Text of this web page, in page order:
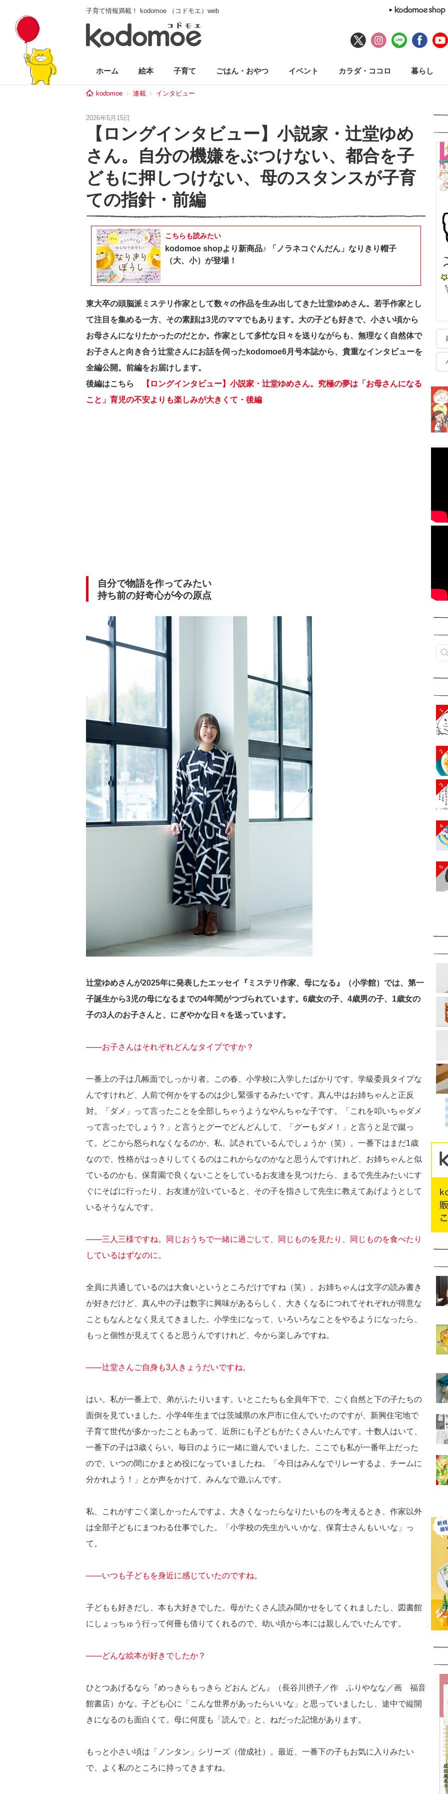
子育て情報満載！ kodomoe （コドモエ）web
ホーム 絵本 子育て ごはん・おやつ イベント カラダ・ココロ 暮らし
kodomoe 連載 インタビュー
2026年5月15日
【ロングインタビュー】小説家・辻堂ゆめ
さん。自分の機嫌をぶつけない、都合を子
どもに押しつけない、母のスタンスが子育
ての指針・前編
こちらも読みたい
kodomoe shopより新商品♪ 「ノラネコぐんだん」なりきり帽子
（大、小）が登場！
東大卒の頭脳派ミステリ作家として数々の作品を生み出してきた辻堂ゆめさん。若手作家とし
て注目を集める一方、その素顔は3児のママでもあります。大の子ども好きで、小さい頃から
お母さんになりたかったのだとか。作家として多忙な日々を送りながらも、無理なく自然体で
お子さんと向き合う辻堂さんにお話を伺ったkodomoe6月号本誌から、貴重なインタビューを
全編公開。前編をお届けします。
後編はこちら
【ロングインタビュー】小説家・辻堂ゆめさん。究極の夢は「お母さんになる
こと」育児の不安よりも楽しみが大きくて・後編
自分で物語を作ってみたい
持ち前の好奇心が今の原点
辻堂ゆめさんが2025年に発表したエッセイ『ミステリ作家、母になる』（小学館）では、第一
子誕生から3児の母になるまでの4年間がつづられています。6歳女の子、4歳男の子、1歳女の
子の3人のお子さんと、にぎやかな日々を送っています。
――お子さんはそれぞれどんなタイプですか？
一番上の子は几帳面でしっかり者。この春、小学校に入学したばかりです。学級委員タイプな
んですけれど、人前で何かをするのは少し緊張するみたいです。真ん中はお姉ちゃんと正反
対。「ダメ」って言ったことを全部しちゃうようなやんちゃな子です。「これを叩いちゃダメ
って言ったでしょう？」と言うとグーでどんどんして、「グーもダメ！」と言うと足で蹴っ
て。どこから怒られなくなるのか、私、試されているんでしょうか（笑）。一番下はまだ1歳
なので、性格がはっきりしてくるのはこれからなのかなと思うんですけれど、お姉ちゃんと似
ているのかも。保育園で良くないことをしているお友達を見つけたら、まるで先生みたいにす
ぐにそばに行ったり、お友達が泣いていると、その子を指さして先生に教えてあげようとして
いるそうなんです。
――三人三様ですね。同じおうちで一緒に過ごして、同じものを見たり、同じものを食べたり
しているはずなのに。
全員に共通しているのは大食いというところだけですね（笑）。お姉ちゃんは文字の読み書き
が好きだけど、真ん中の子は数字に興味があるらしく、大きくなるにつれてそれぞれが得意な
こともなんとなく見えてきました。小学生になって、いろいろなことをやるようになったら、
もっと個性が見えてくると思うんですけれど、今から楽しみですね。
――辻堂さんご自身も3人きょうだいですね。
はい。私が一番上で、弟がふたりいます。いとこたちも全員年下で、ごく自然と下の子たちの
面倒を見ていました。小学4年生までは茨城県の水戸市に住んでいたのですが、新興住宅地で
子育て世代が多かったこともあって、近所にも子どもがたくさんいたんです。十数人はいて、
一番下の子は3歳くらい。毎日のように一緒に遊んでいました。ここでも私が一番年上だった
ので、いつの間にかまとめ役になっていましたね。「今日はみんなでリレーするよ、チームに
分かれよう！」とか声をかけて、みんなで遊ぶんです。
私、これがすごく楽しかったんですよ。大きくなったらなりたいものを考えるとき、作家以外
は全部子どもにまつわる仕事でした。「小学校の先生がいいかな、保育士さんもいいな」っ
て。
――いつも子どもを身近に感じていたのですね。
子どもも好きだし、本も大好きでした。母がたくさん読み聞かせをしてくれましたし、図書館
にしょっちゅう行って何冊も借りてくれるので、幼い頃から本には親しんでいたんです。
――どんな絵本が好きでしたか？
ひとつあげるなら『めっきらもっきら どおん どん』（長谷川摂子／作 ふりやなな／画 福音
館書店）かな。子ども心に「こんな世界があったらいいな」と思っていましたし、途中で縦開
きになるのも面白くて。母に何度も「読んで」と、ねだった記憶があります。
もっと小さい頃は「ノンタン」シリーズ（偕成社）。最近、一番下の子もお気に入りみたい
で、よく私のところに持ってきますね。
1
2
3
4
5